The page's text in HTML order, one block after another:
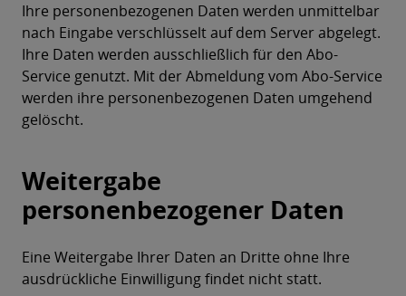
Ihre personenbezogenen Daten werden unmittelbar
nach Eingabe verschlüsselt auf dem Server abgelegt.
Ihre Daten werden ausschließlich für den Abo-
Service genutzt. Mit der Abmeldung vom Abo-Service
werden ihre personenbezogenen Daten umgehend
gelöscht.
Weitergabe
personenbezogener Daten
Eine Weitergabe Ihrer Daten an Dritte ohne Ihre
ausdrückliche Einwilligung findet nicht statt.